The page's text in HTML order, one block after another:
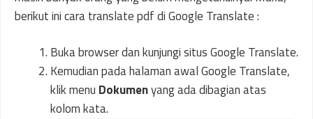
berikut ini cara translate pdf di Google Translate :
Buka browser dan kunjungi situs Google Translate.
Kemudian pada halaman awal Google Translate,
klik menu Dokumenyang ada dibagian atas
kolom kata.